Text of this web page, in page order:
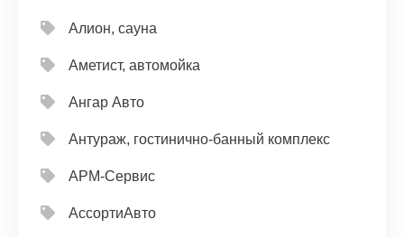
Алион, сауна
Аметист, автомойка
Ангар Авто
Антураж, гостинично-банный комплекс
АРМ-Сервис
АссортиАвто